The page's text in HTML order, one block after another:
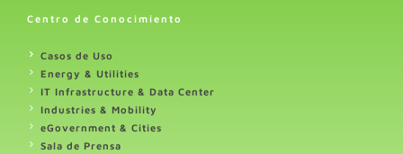
Centro de Conocimiento
Casos de Uso
Energy & Utilities
IT Infrastructure & Data Center
Industries & Mobility
eGovernment & Cities
Sala de Prensa